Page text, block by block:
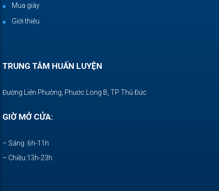
Mua giày
Giới thiệu
TRUNG TÂM HUẤN LUYỆN
Đường Liên Phường, Phước Long B, TP Thủ Đức
GIỜ MỞ CỬA:
– Sáng :6h-11h
– Chiều:13h-23h